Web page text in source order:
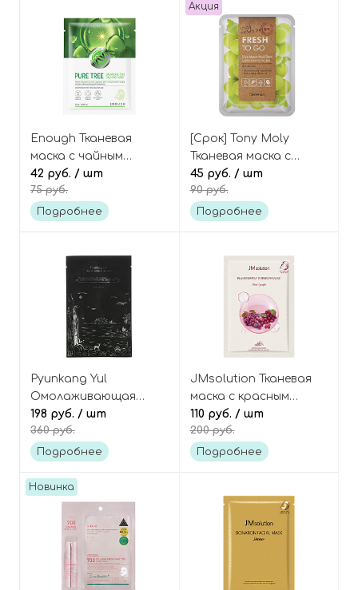
Enough Тканевая
маска с чайным
деревом Pure tree
balancing PRO calming
mask
42 руб. / шт
75 руб.
Подробнее
Акция
[Срок] Tony Moly
Тканевая маска с
экстрактом
винограда сорта
"Шайн Мускат", Fresh
45 руб. / шт
90 руб.
Подробнее
Pyunkang Yul
Омолаживающая
тканевая маска с чаем
комбуча, Black Tea
Revitalizing Mask Pack
198 руб. / шт
360 руб.
Подробнее
JMsolution Тканевая
маска с красным
виноградом
Plansynergy Intensive
Mask Red Grape
110 руб. / шт
200 руб.
Подробнее
Новинка